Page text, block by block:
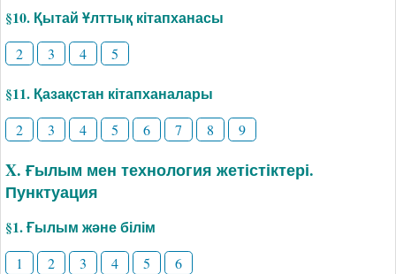
§10. Қытай Ұлттық кітапханасы
2 3 4 5
§11. Қазақстан кітапханалары
2 3 4 5 6 7 8 9
X. Ғылым мен технология жетістіктері.
Пунктуация
§1. Ғылым және білім
1 2 3 4 5 6